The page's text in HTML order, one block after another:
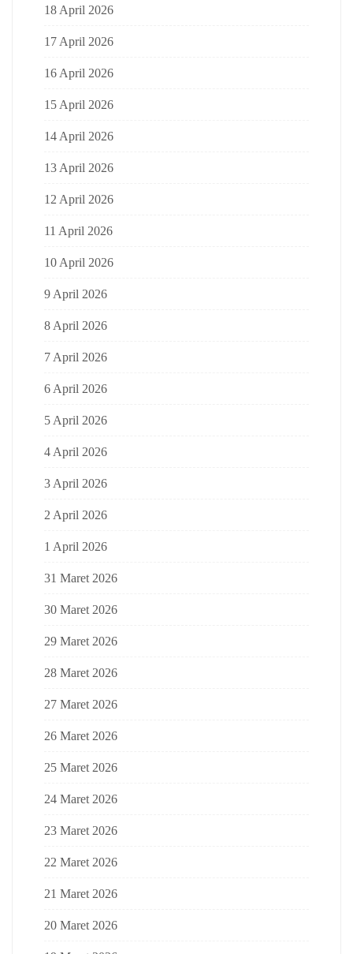
18 April 2026
17 April 2026
16 April 2026
15 April 2026
14 April 2026
13 April 2026
12 April 2026
11 April 2026
10 April 2026
9 April 2026
8 April 2026
7 April 2026
6 April 2026
5 April 2026
4 April 2026
3 April 2026
2 April 2026
1 April 2026
31 Maret 2026
30 Maret 2026
29 Maret 2026
28 Maret 2026
27 Maret 2026
26 Maret 2026
25 Maret 2026
24 Maret 2026
23 Maret 2026
22 Maret 2026
21 Maret 2026
20 Maret 2026